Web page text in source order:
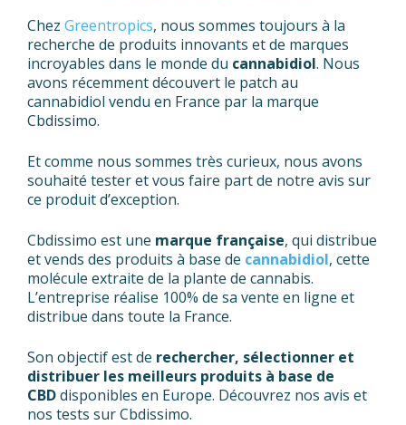
Chez Greentropics, nous sommes toujours à la
recherche de produits innovants et de marques
incroyables dans le monde du cannabidiol. Nous
avons récemment découvert le patch au
cannabidiol vendu en France par la marque
Cbdissimo.
Et comme nous sommes très curieux, nous avons
souhaité tester et vous faire part de notre avis sur
ce produit d’exception.
Cbdissimo est une marque française, qui distribue
et vends des produits à base de cannabidiol, cette
molécule extraite de la plante de cannabis.
L’entreprise réalise 100% de sa vente en ligne et
distribue dans toute la France.
Son objectif est de rechercher, sélectionner et
distribuer les meilleurs produits à base de
CBDdisponibles en Europe. Découvrez nos avis et
nos tests sur Cbdissimo.